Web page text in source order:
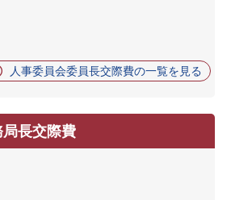
人事委員会委員長交際費の一覧を見る
長交際費